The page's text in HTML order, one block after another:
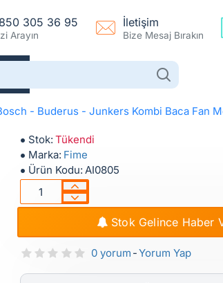
305 36 95
Arayın
İletişim
Bize Mesaj Bırakın
- Buderus - Junkers Kombi Baca Fan
Stok: Tükendi
Marka: Fime
Ürün Kodu: AI0805
0 yorum -Yorum Yap
Stok Gelince Haber